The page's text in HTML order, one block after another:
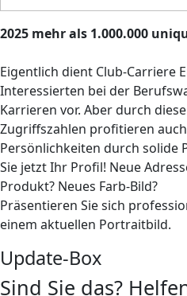
2025 mehr als 1.000.000
Eigentlich dient Club-Carriere
Interessierten bei der
Karrieren vor. Aber durch
Zugriffszahlen profitieren
Persönlichkeiten durch solide
Sie jetzt Ihr Profil! Neue
Produkt? Neues Farb-Bild?
Präsentieren Sie sich
einem aktuellen Portraitbild.
Update-Box
Sind Sie das?